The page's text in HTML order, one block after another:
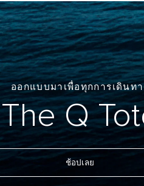
ออกแบบมาเพื่อทุกการเดินท
The Q
ช้อปเลย